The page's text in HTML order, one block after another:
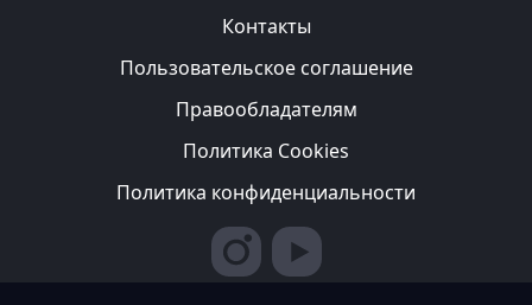
Контакты
Пользовательское соглашение
Правообладателям
Политика Cookies
Политика конфиденциальности